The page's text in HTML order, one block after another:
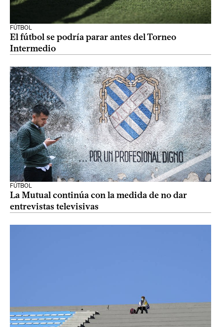
FÚTBOL
El fútbol se podría parar antes del Torneo
Intermedio
FÚTBOL
La Mutual continúa con la medida de no dar
entrevistas televisivas